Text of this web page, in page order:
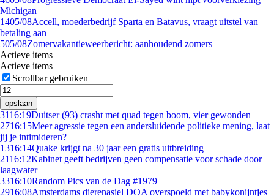
Michigan
1405/08Accell, moederbedrijf Sparta en Batavus, vraagt uitstel van
betaling aan
505/08Zomervakantieweerbericht: aanhoudend zomers
Actieve items
Actieve items
Scrollbar gebruiken
opslaan
3116:19Duitser (93) crasht met quad tegen boom, vier gewonden
2716:15Meer agressie tegen een andersluidende politieke mening, laat
jij je intimideren?
1316:14Quake krijgt na 30 jaar een gratis uitbreiding
2116:12Kabinet geeft bedrijven geen compensatie voor schade door
laagwater
3316:10Random Pics van de Dag #1979
2916:08Amsterdams dierenasiel DOA overspoeld met babykonijntjes